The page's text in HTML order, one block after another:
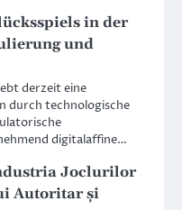
in der
und
derzeit eine
durch technologische
digitalaffine…
Joclurilor
Autoritar și